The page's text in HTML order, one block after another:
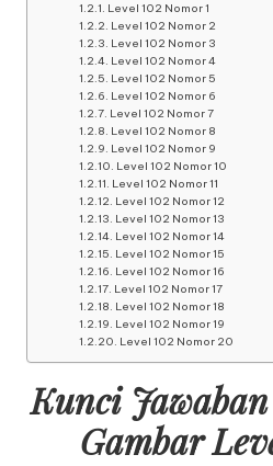
Level 102 Nomor 1
Level 102 Nomor 2
Level 102 Nomor 3
Level 102 Nomor 4
Level 102 Nomor 5
Level 102 Nomor 6
Level 102 Nomor 7
Level 102 Nomor 8
Level 102 Nomor 9
Level 102 Nomor 10
Level 102 Nomor 11
Level 102 Nomor 12
Level 102 Nomor 13
Level 102 Nomor 14
Level 102 Nomor 15
Level 102 Nomor 16
Level 102 Nomor 17
Level 102 Nomor 18
Level 102 Nomor 19
Level 102 Nomor 20
Kunci Jawaban
Gambar